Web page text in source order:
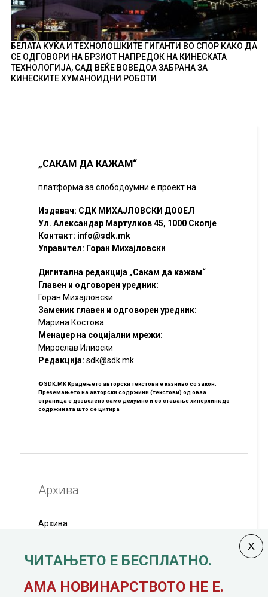
БЕЛАТА КУЌА И ТЕХНОЛОШКИТЕ ГИГАНТИ ВО СПОР КАКО ДА
СЕ ОДГОВОРИ НА БРЗИОТ НАПРЕДОК НА КИНЕСКАТА
ТЕХНОЛОГИЈА, САД ВЕЌЕ ВОВЕДОА ЗАБРАНА ЗА
КИНЕСКИТЕ ХУМАНОИДНИ РОБОТИ
„САКАМ ДА КАЖАМ“
платформа за слободоумни е проект на
Издавач: СДК МИХАЈЛОВСКИ ДООЕЛ
Ул. Александар Мартулков 45, 1000 Скопје
Контакт: info@sdk.mk
Управител: Горан Михајловски
Дигитална редакција „Сакам да кажам“
Главен и одговорен уредник:
Горан Михајловски
Заменик главен и одговорен уредник:
Марина Костова
Менаџер на социјални мрежи:
Мирослав Илиоски
Редакцијa: sdk@sdk.mk
©SDK.MK Крадењето авторски текстови е казниво со закон.
Преземањето на авторски содржини (текстови) од оваа
страница е дозволено само делумно и со ставање хиперлинк до
содржината што се цитира
Архива
Архива
КолумнатаСАКАМ ДА КАЖАМ излегува од 12
јануари, 1991 година
ЧИТАЊЕТО Е БЕСПЛАТНО.
АМА НОВИНАРСТВОТО НЕ Е.